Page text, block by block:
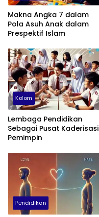
Makna Angka 7 dalam
Pola Asuh Anak dalam
Prespektif Islam
Kolom
Lembaga Pendidikan
Sebagai Pusat Kaderisasi
Pemimpin
Pendidikan